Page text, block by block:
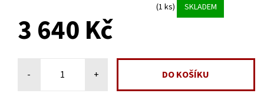
(1 ks) SKLADEM
3 640 Kč
- +